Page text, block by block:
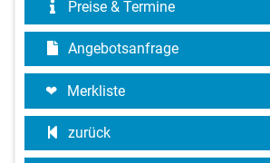
Preise & Termine
Angebotsanfrage
Merkliste
zurück